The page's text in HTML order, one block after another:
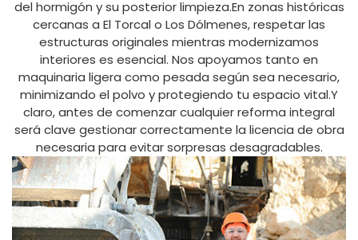
del hormigón y su posterior limpieza.En zonas históricas
cercanas a El Torcal o Los Dólmenes, respetar las
estructuras originales mientras modernizamos
interiores es esencial. Nos apoyamos tanto en
maquinaria ligera como pesada según sea necesario,
minimizando el polvo y protegiendo tu espacio vital.Y
claro, antes de comenzar cualquier reforma integral
será clave gestionar correctamente la licencia de obra
necesaria para evitar sorpresas desagradables.